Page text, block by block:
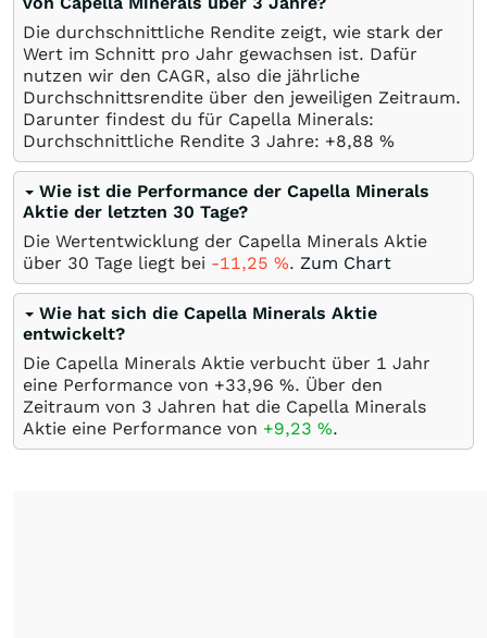
Die durchschnittliche Rendite zeigt, wie stark der
Wert im Schnitt pro Jahr gewachsen ist. Dafür
nutzen wir den CAGR, also die jährliche
Durchschnittsrendite über den jeweiligen Zeitraum.
Darunter findest du für Capella Minerals:
Durchschnittliche Rendite 3 Jahre: +8,88 %
Wie ist die Performance der Capella Minerals
Aktie der letzten 30 Tage?
Die Wertentwicklung der Capella Minerals Aktie
über 30 Tage liegt bei -11,25 %. Zum Chart
Wie hat sich die Capella Minerals Aktie
entwickelt?
Die Capella Minerals Aktie verbucht über 1 Jahr
eine Performance von +33,96 %. Über den
Zeitraum von 3 Jahren hat die Capella Minerals
Aktie eine Performance von +9,23 %.